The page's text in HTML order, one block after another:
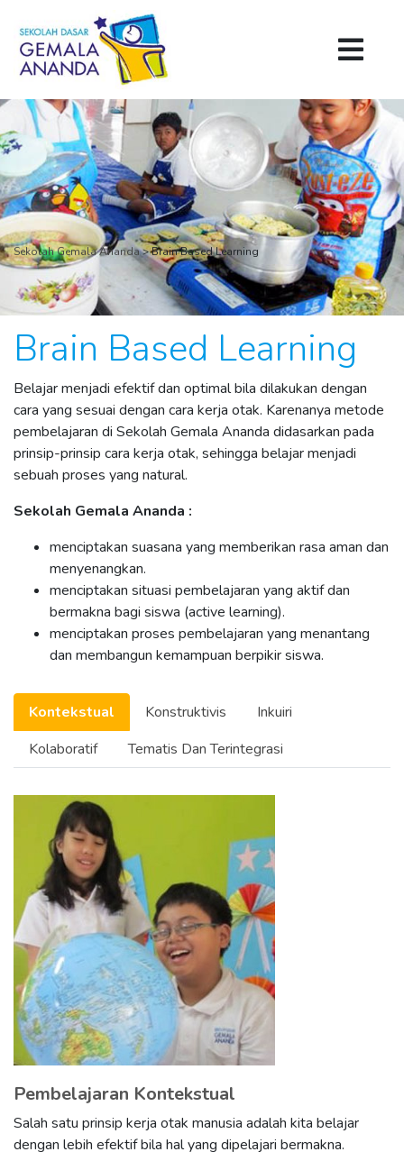
Sekolah Gemala Ananda>Brain Based Learning
Brain Based Learning
Belajar menjadi efektif dan optimal bila dilakukan dengan
cara yang sesuai dengan cara kerja otak. Karenanya metode
pembelajaran di Sekolah Gemala Ananda didasarkan pada
prinsip-prinsip cara kerja otak, sehingga belajar menjadi
sebuah proses yang natural.
Sekolah Gemala Ananda :
menciptakan suasana yang memberikan rasa aman dan
menyenangkan.
menciptakan situasi pembelajaran yang aktif dan
bermakna bagi siswa (active learning).
menciptakan proses pembelajaran yang menantang
dan membangun kemampuan berpikir siswa.
Kontekstual Konstruktivis
Inkuiri
Kolaboratif
Tematis Dan Terintegrasi
Pembelajaran Kontekstual
Salah satu prinsip kerja otak manusia adalah kita belajar
dengan lebih efektif bila hal yang dipelajari bermakna.